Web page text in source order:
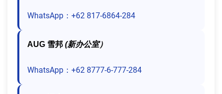
WhatsApp：+62 817-6864-284
AUG 雪邦 (新办公室）
WhatsApp：+62 8777-6-777-284